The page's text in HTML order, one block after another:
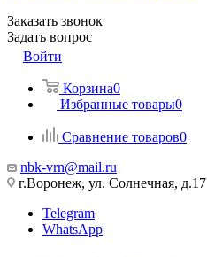
Заказать звонок
Задать вопрос
Войти
Корзина0
Избранные товары0
Сравнение товаров0
nbk-vrn@mail.ru
г.Воронеж, ул. Солнечная, д.17
Telegram
WhatsApp